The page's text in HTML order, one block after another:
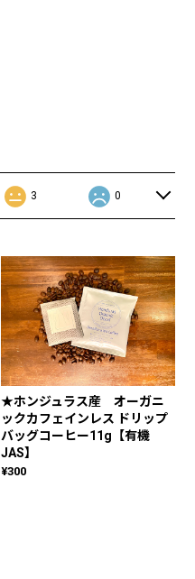
3 0
★ホンジュラス産 オーガニ
ックカフェインレス ドリップ
バッグコーヒー11g【有機
JAS】
¥300